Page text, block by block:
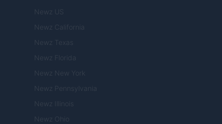
Newz US
Newz California
Newz Texas
Newz Florida
Newz New York
Newz Pennsylvania
Newz Illinois
Newz Ohio